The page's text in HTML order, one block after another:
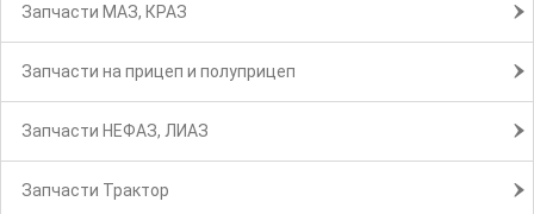
Запчасти МАЗ, КРАЗ
Запчасти на прицеп и полуприцеп
Запчасти НЕФАЗ, ЛИАЗ
Запчасти Трактор